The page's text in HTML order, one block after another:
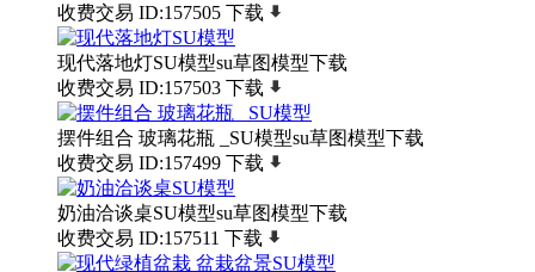
收费交易 ID:157505 下载
现代落地灯SU模型su草图模型下载
收费交易 ID:157503 下载
摆件组合 玻璃花瓶 _SU模型su草图模型下载
收费交易 ID:157499 下载
奶油洽谈桌SU模型su草图模型下载
收费交易 ID:157511 下载